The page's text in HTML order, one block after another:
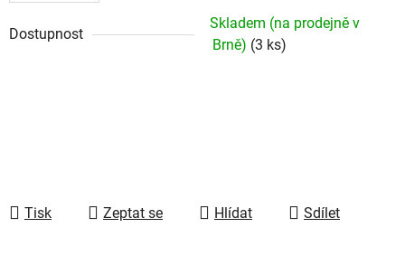
Dostupnost
Skladem (na prodejně v
Brně) (3 ks)
Tisk Zeptat se Hlídat Sdílet